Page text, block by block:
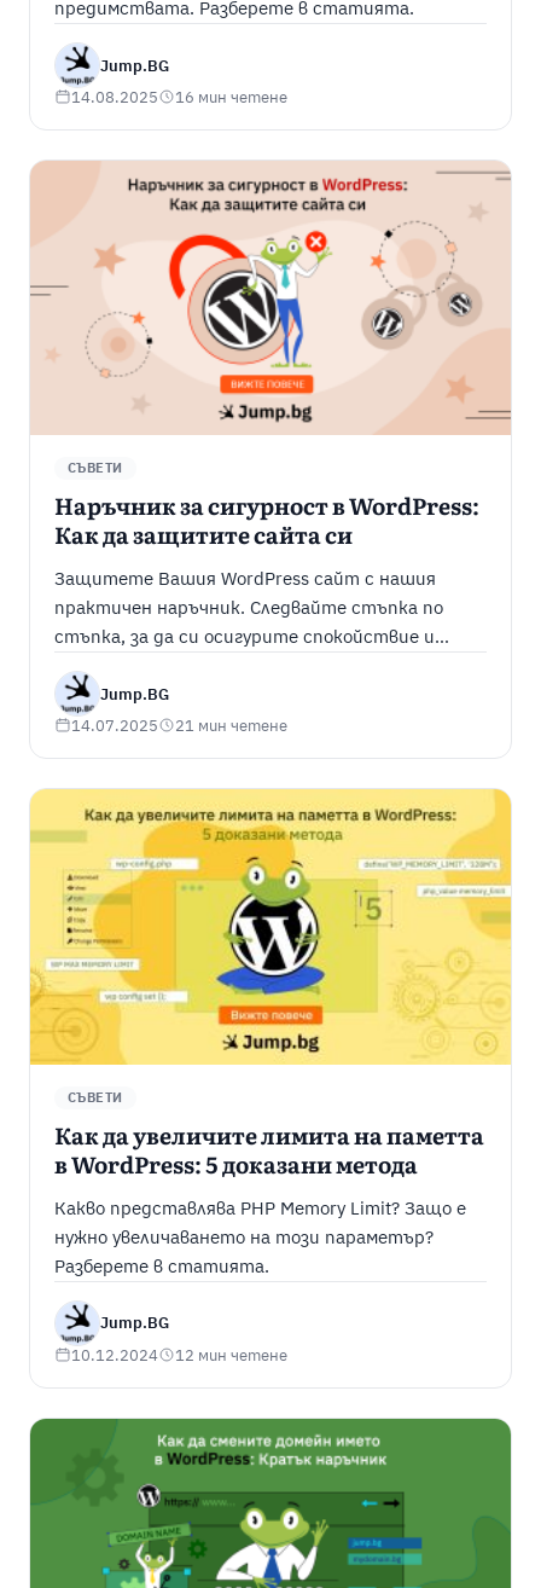
предимствата. Разберете в статията.
Jump.BG
14.08.2025 16 мин четене
СЪВЕТИ
Наръчник за сигурност в WordPress:
Как да защитите сайта си
Защитете Вашия WordPress сайт с нашия
практичен наръчник. Следвайте стъпка по
стъпка, за да си осигурите спокойствие и
сигурност за Вашия WordPress сайт и Вашите
клиентиJump.BG
14.07.2025 21 мин четене
СЪВЕТИ
Как да увеличите лимита на паметта
в WordPress: 5 доказани метода
Какво представлява PHP Memory Limit? Защо е
нужно увеличаването на този параметър?
Разберете в статията.
Jump.BG
10.12.2024 12 мин четене